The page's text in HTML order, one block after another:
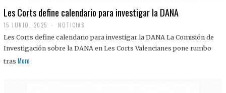
Les Corts define calendario para investigar la DANA
15 JUNIO, 2025 NOTICIAS
Les Corts define calendario para investigar la DANA La Comisión de
Investigación sobre la DANA en Les Corts Valencianes pone rumbo
tras More